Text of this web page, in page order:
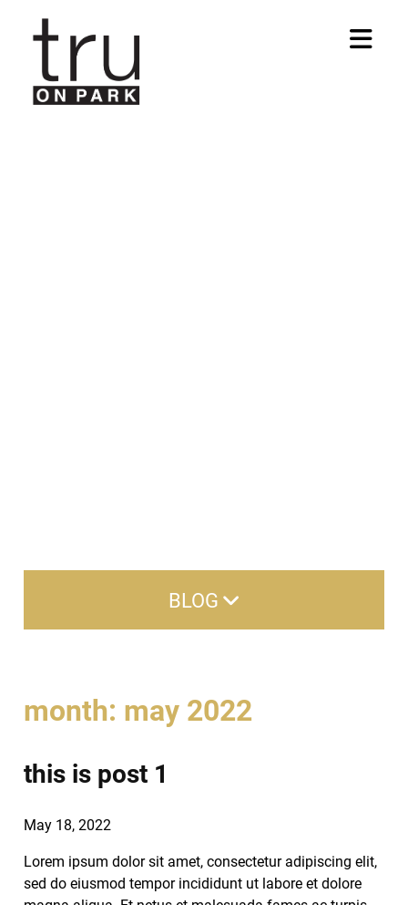
BLOG
categories
archives
month: may 2022
this is post 1
May 18, 2022
Lorem ipsum dolor sit amet, consectetur adipiscing elit,
sed do eiusmod tempor incididunt ut labore et dolore